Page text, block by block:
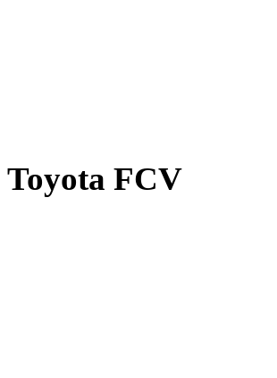
Toyota FCV